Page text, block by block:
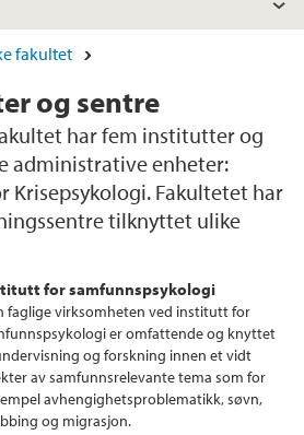
fakultet
og sentre
har fem institutter og
administrative enheter:
Krisepsykologi. Fakultetet har
tilknyttet ulike
for samfunnspsykologi
faglige virksomheten ved institutt for
er omfattende og knyttet
og forskning innen et vidt
av samfunnsrelevante tema som for
avhengighetsproblematikk, søvn,
og migrasjon.